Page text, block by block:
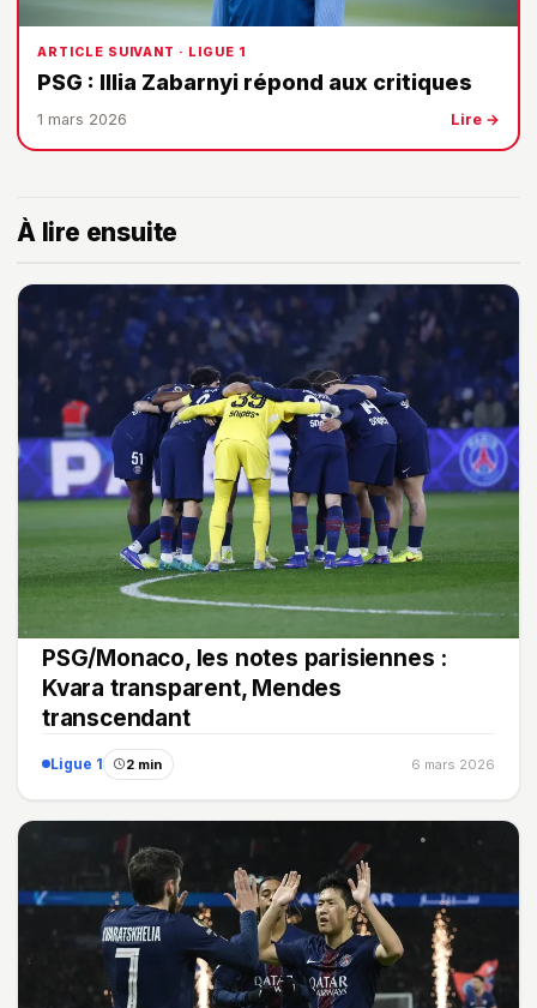
ARTICLE SUIVANT · LIGUE 1
PSG : Illia Zabarnyi répond aux critiques
1 mars 2026 Lire →
À lire ensuite
PSG/Monaco, les notes parisiennes :
Kvara transparent, Mendes
transcendant
Ligue 1 2 min 6 mars 2026